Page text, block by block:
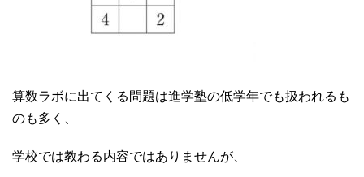
算数ラボに出てくる問題は進学塾の低学年でも扱われるも
のも多く、
学校では教わる内容ではありませんが、